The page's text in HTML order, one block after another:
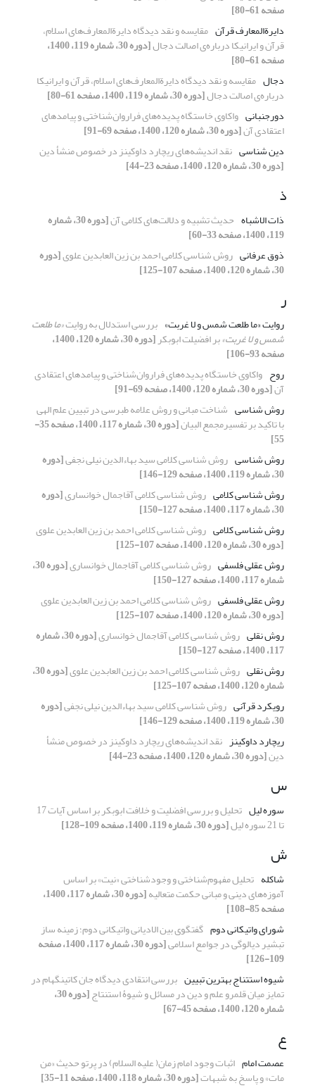
صفحه 61-80]
دایرةالمعارف قرآن مقایسه و نقد دیدگاه دایرةالمعارف‌های اسلام،
قرآن و ایرانیکا درباره‌ی اصالت دجال [دوره 30، شماره 119، 1400،
صفحه 61-80]
دجال مقایسه و نقد دیدگاه دایرةالمعارف‌های اسلام، قرآن و ایرانیکا
درباره‌ی اصالت دجال[دوره 30، شماره 119، 1400، صفحه 61-80]
دور‌جنبانی واکاوی خاستگاه پدیده‌های فراروان‌شناختی و پیامدهای
اعتقادی آن[دوره 30، شماره 120، 1400، صفحه 69-91]
دین شناسی نقد اندیشه‌های ریچارد داوکینز در خصوص منشأ دین
[دوره 30، شماره 120، 1400، صفحه 23-44]
ذ
ذات الاشباه حدیث تشبیه و دلالت‌های کلامی آن [دوره 30، شماره
119، 1400، صفحه 33-60]
ذوق عرفانی روش شناسی کلامی احمد بن زین العابدین علوی[دوره
30، شماره 120، 1400، صفحه 107-125]
ر
روایت «ما طلعت شمس و لا غربت» بررسی استدلال به روایت«ما طلعت
شمس و لا غربت»بر افضیلت ابوبکر [دوره 30، شماره 120، 1400،
صفحه 93-106]
روح واکاوی خاستگاه پدیده‌های فراروان‌شناختی و پیامدهای اعتقادی
آن[دوره 30، شماره 120، 1400، صفحه 69-91]
روش شناسی شناخت مبانی و روش علامه طبرسی در تبیین علم الهی
با تاکید بر تفسیرمجمع البیان [دوره 30، شماره 117، 1400، صفحه 35-
55]
روش شناسی روش شناسی کلامی سید بهاءالدین نیلی نجفی[دوره
30، شماره 119، 1400، صفحه 129-146]
روش شناسی کلامی روش شناسی کلامی آقاجمال خوانساری[دوره
30، شماره 117، 1400، صفحه 127-150]
روش شناسی کلامی روش شناسی کلامی احمد بن زین العابدین علوی
[دوره 30، شماره 120، 1400، صفحه 107-125]
روش عقلی فلسفی روش شناسی کلامی آقاجمال خوانساری [دوره 30،
شماره 117، 1400، صفحه 127-150]
روش عقلی فلسفی روش شناسی کلامی احمد بن زین العابدین علوی
[دوره 30، شماره 120، 1400، صفحه 107-125]
روش نقلی روش شناسی کلامی آقاجمال خوانساری [دوره 30، شماره
117، 1400، صفحه 127-150]
روش نقلی روش شناسی کلامی احمد بن زین العابدین علوی [دوره 30،
شماره 120، 1400، صفحه 107-125]
رویکرد قرآنی روش شناسی کلامی سید بهاءالدین نیلی نجفی[دوره
30، شماره 119، 1400، صفحه 129-146]
ریچارد داوکینز نقد اندیشه‌های ریچارد داوکینز در خصوص منشأ
دین[دوره 30، شماره 120، 1400، صفحه 23-44]
س
سوره لیل تحلیل و بررسی افضلیت و خلافت ابوبکر بر اساس آیات 17
تا 21 سوره لیل [دوره 30، شماره 119، 1400، صفحه 109-128]
ش
شاکله تحلیل مفهوم‌شناختی و وجودشناختی «نیت» بر اساس
آموزه‌های دینی و مبانی حکمت متعالیه [دوره 30، شماره 117، 1400،
صفحه 85-108]
شورای واتیکانی دوم گفتگوی بین الادیانی واتیکانی دوم؛ زمینه ساز
تبشیر دیالوگی در جوامع اسلامی [دوره 30، شماره 117، 1400، صفحه
109-126]
شیوه استتناج بهترین تبیین بررسی انتقادی دیدگاه جان کاتینگهام در
تمایز میان قلمرو علم و دین در مسائل و شیوۀ استنتاج [دوره 30،
شماره 120، 1400، صفحه 45-67]
ع
عصمت امام اثبات وجود امام زمان( علیه السلام) در پرتو حدیث «من
مات» و پاسخ به شبهات[دوره 30، شماره 118، 1400، صفحه 11-35]